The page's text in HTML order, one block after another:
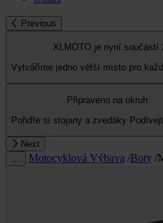
Previous
XLMOTO je nyní součástí
Vytváříme jedno větší místo pro
Připraveno na okruh
Pořiďte si stojany a zvedáky
Next
Motocyklová Výbava /Boty /